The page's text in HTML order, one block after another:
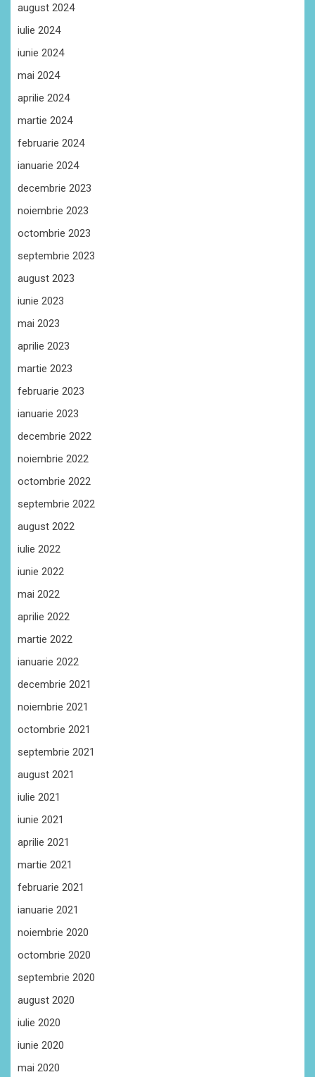
august 2024
iulie 2024
iunie 2024
mai 2024
aprilie 2024
martie 2024
februarie 2024
ianuarie 2024
decembrie 2023
noiembrie 2023
octombrie 2023
septembrie 2023
august 2023
iunie 2023
mai 2023
aprilie 2023
martie 2023
februarie 2023
ianuarie 2023
decembrie 2022
noiembrie 2022
octombrie 2022
septembrie 2022
august 2022
iulie 2022
iunie 2022
mai 2022
aprilie 2022
martie 2022
ianuarie 2022
decembrie 2021
noiembrie 2021
octombrie 2021
septembrie 2021
august 2021
iulie 2021
iunie 2021
aprilie 2021
martie 2021
februarie 2021
ianuarie 2021
noiembrie 2020
octombrie 2020
septembrie 2020
august 2020
iulie 2020
iunie 2020
mai 2020